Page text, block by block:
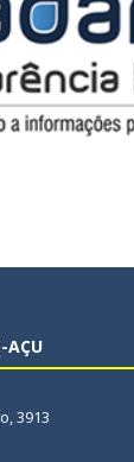
AÇU
3913